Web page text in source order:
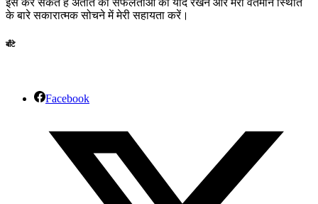
इसे कर सकते है अतीत की सफलताओं को याद रखने और मेरी वर्तमान स्थिति
के बारे सकारात्मक सोचने में मेरी सहायता करें।
बाँटे
Facebook